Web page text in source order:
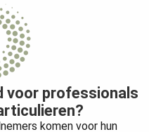
voor professionals
komen voor hun